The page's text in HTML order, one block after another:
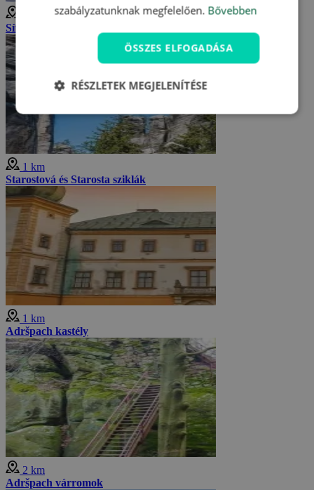
Sífutás az Adršpach-Teplice szikláknál
1 km
Starostová és Starosta sziklák
1 km
Adršpach kastély
2 km
Adršpach várromok
szabályzatunknak megfelelően. Bővebben
ÖSSZES ELFOGADÁSA
RÉSZLETEK MEGJELENÍTÉSE